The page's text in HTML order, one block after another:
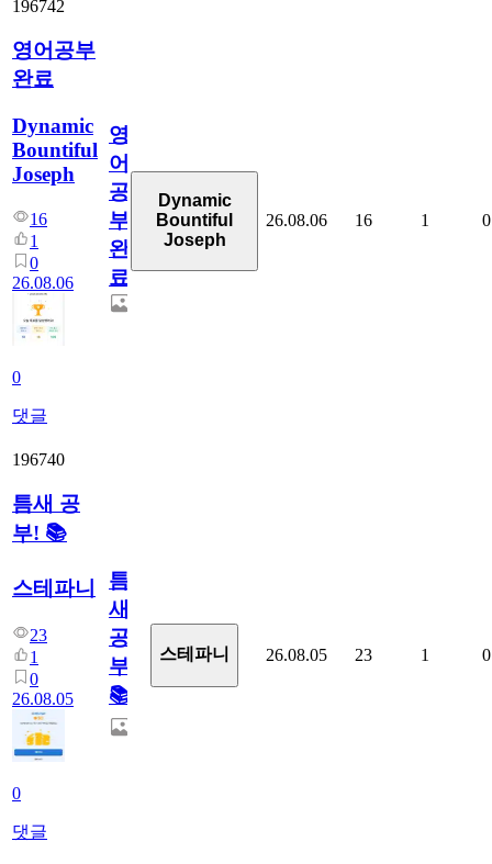
196742
영어공부
완료
Dynamic
Bountiful
Joseph
16
1
0
26.08.06
0
댓글
영
어
공
부
완
료
Dynamic
Bountiful
Joseph
26.08.06 16 1 0
196740
틈새 공
부! 📚
스테파니
23
1
0
26.08.05
0
댓글
틈
새
공
부!
📚
스테파니 26.08.05 23 1 0